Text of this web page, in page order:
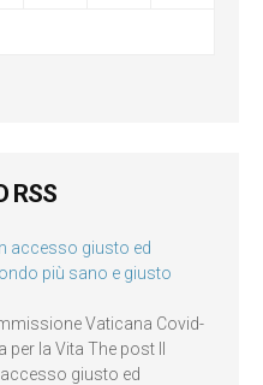
RSS
accesso giusto ed
più sano e giusto
Vaticana Covid-
la Vita The post Il
giusto ed